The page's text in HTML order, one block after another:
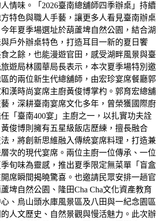
情味。「2026臺南總舖師四季辦桌」持續
特色與職人手藝，讓更多人看見臺南辦桌
年夏季場選址於葫蘆埤自然公園，結合湖
戶外辦桌特色，打造耳目一新的夏日饗
之餘，也能漫遊官田，感受湖畔風景與臺
遊局林國華局長表示，本次夏季場特別邀
的兩位新生代總舖師，由宏珍宴席餐廳郭
漢時尚宴席主廚黃俊博掌杓。郭育宏總舖
，深耕臺南宴席文化多年，曾榮獲國際廚
「臺南400宴」主廚之一，以扎實功夫詮
俊博則擁有五星級飯店歷練，擅長融合
，將創新思維融入傳統宴席料理，打造兼
次的現代宴席。兩位主廚一位傳承、一位
旬味為靈感，推出夏季限定無菜單「盲盒
席瞬間揭曉驚喜。也邀請民眾安排一趟官
埤自然公園、隆田Cha Cha文化資產教育
、烏山頭水庫風景區及八田與一紀念園區
人文歷史、自然景觀與慢活魅力。此次辦